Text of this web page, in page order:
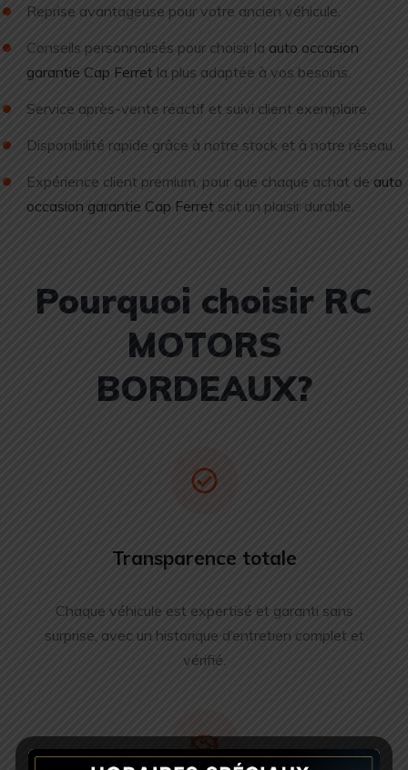
Reprise avantageuse pour votre ancien véhicule.
Conseils personnalisés pour choisir la auto occasion
garantie Cap Ferret la plus adaptée à vos besoins.
Service après-vente réactif et suivi client exemplaire.
Disponibilité rapide grâce à notre stock et à notre réseau.
Expérience client premium, pour que chaque achat de auto
occasion garantie Cap Ferret soit un plaisir durable.
Pourquoi choisir RC
MOTORS
BORDEAUX?
Transparence totale
Chaque véhicule est expertisé et garanti sans
surprise, avec un historique d’entretien complet et
vérifié.